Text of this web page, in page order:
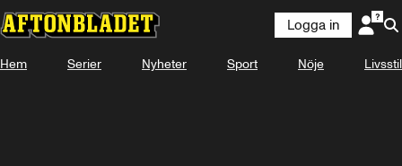
KOMMER
Se snart på Plus Video
Logga in
Hem Serier Nyheter Sport Nöje Livsstil